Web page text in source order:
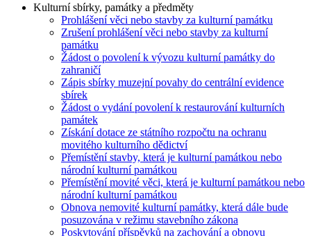
Kulturní sbírky, památky a předměty
Prohlášení věci nebo stavby za kulturní památku
Zrušení prohlášení věci nebo stavby za kulturní
památku
Žádost o povolení k vývozu kulturní památky do
zahraničí
Zápis sbírky muzejní povahy do centrální evidence
sbírek
Žádost o vydání povolení k restaurování kulturních
památek
Získání dotace ze státního rozpočtu na ochranu
movitého kulturního dědictví
Přemístění stavby, která je kulturní památkou nebo
národní kulturní památkou
Přemístění movité věci, která je kulturní památkou nebo
národní kulturní památkou
Obnova nemovité kulturní památky, která dále bude
posuzována v režimu stavebního zákona
Poskytování příspěvků na zachování a obnovu